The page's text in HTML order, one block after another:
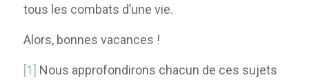
tous les combats d’une vie.
Alors, bonnes vacances !
[1] Nous approfondirons chacun de ces sujets